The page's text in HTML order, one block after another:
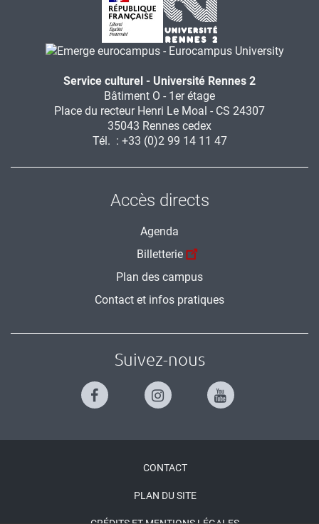
Service culturel - Université Rennes 2
Bâtiment O - 1er étage
Place du recteur Henri Le Moal - CS 24307
35043 Rennes cedex
Tél. : +33 (0)2 99 14 11 47
Accès directs
Agenda
Billetterie
Plan des campus
Contact et infos pratiques
Suivez-nous
CONTACT
PLAN DU SITE